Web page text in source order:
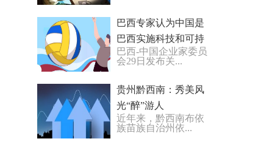
巴西专家认为中国是
巴西实施科技和可持
续发展项目的理想合
巴西-中国企业家委员
会29日发布关...
贵州黔西南：秀美风
光“醉”游人
近年来，黔西南布依
族苗族自治州依...